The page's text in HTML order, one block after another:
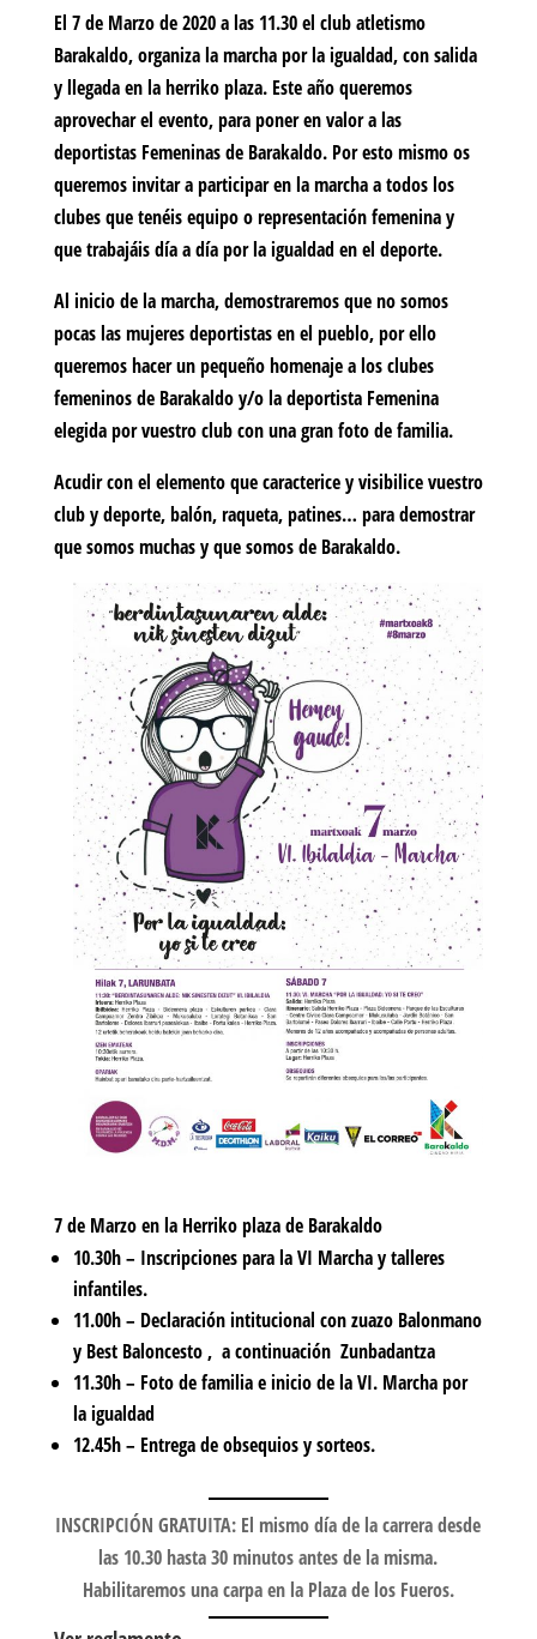
El 7 de Marzo de 2020 a las 11.30 el club atletismo
Barakaldo, organiza la marcha por la igualdad, con salida
y llegada en la herriko plaza. Este año queremos
aprovechar el evento, para poner en valor a las
deportistas Femeninas de Barakaldo. Por esto mismo os
queremos invitar a participar en la marcha a todos los
clubes que tenéis equipo o representación femenina y
que trabajáis día a día por la igualdad en el deporte.
Al inicio de la marcha, demostraremos que no somos
pocas las mujeres deportistas en el pueblo, por ello
queremos hacer un pequeño homenaje a los clubes
femeninos de Barakaldo y/o la deportista Femenina
elegida por vuestro club con una gran foto de familia.
Acudir con el elemento que caracterice y visibilice vuestro
club y deporte, balón, raqueta, patines… para demostrar
que somos muchas y que somos de Barakaldo.
7 de Marzoen la Herriko plaza de Barakaldo
10.30h – Inscripciones para la VI Marcha y talleres
infantiles.
11.00h – Declaración intitucional con zuazo Balonmano
y Best Baloncesto , a continuación Zunbadantza
11.30h – Foto de familia e inicio de la VI. Marcha por
la igualdad
12.45h – Entrega de obsequios y sorteos.
INSCRIPCIÓN GRATUITA: El mismo día de la carrera desde
las 10.30 hasta 30 minutos antes de la misma.
Habilitaremos una carpa en la Plaza de los Fueros.